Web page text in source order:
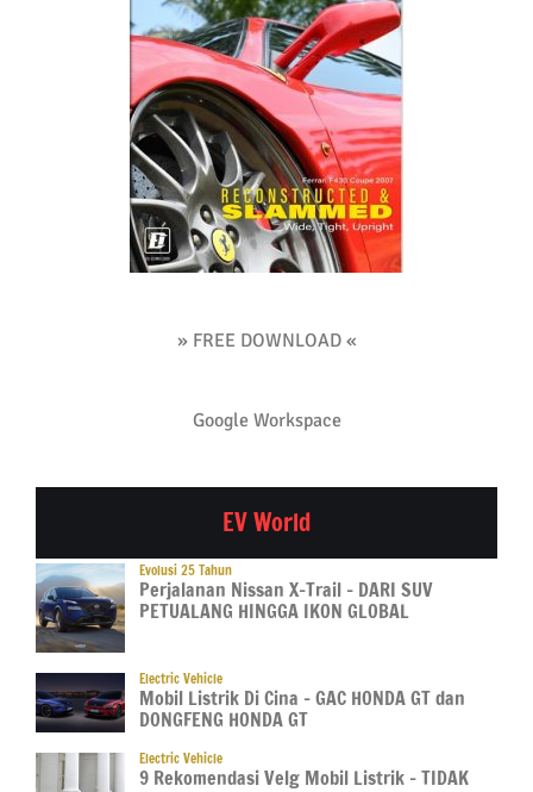
» FREE DOWNLOAD «
Google Workspace
EV World
Evolusi 25 Tahun
Perjalanan Nissan X-Trail – DARI SUV
PETUALANG HINGGA IKON GLOBAL
Electric Vehicle
Mobil Listrik Di Cina – GAC HONDA GT dan
DONGFENG HONDA GT
Electric Vehicle
9 Rekomendasi Velg Mobil Listrik – TIDAK